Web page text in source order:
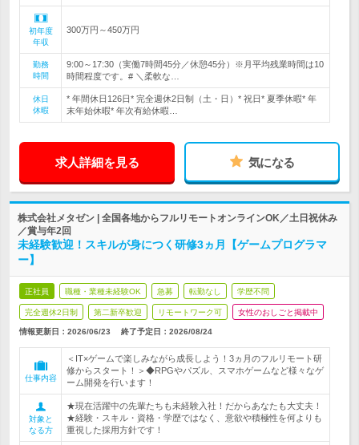
初年度
年収
300万円～450万円
勤務
時間
9:00～17:30（実働7時間45分／休憩45分）※月平均残業時間は10
時間程度です。# ＼柔軟な…
休日
休暇
* 年間休日126日* 完全週休2日制（土・日）* 祝日* 夏季休暇* 年
末年始休暇* 年次有給休暇…
求人詳細を見る 気になる
株式会社メタゼン | 全国各地からフルリモートオンラインOK／土日祝休み
／賞与年2回
未経験歓迎！スキルが身につく研修3ヵ月【ゲームプログラマ
ー】
正社員 職種・業種未経験OK 急募 転勤なし 学歴不問
完全週休2日制 第二新卒歓迎 リモートワーク可 女性のおしごと掲載中
情報更新日：2026/06/23 終了予定日： 2026/08/24
仕事内容
＜IT×ゲームで楽しみながら成長しよう！3ヵ月のフルリモート研
修からスタート！＞◆RPGやパズル、スマホゲームなど様々なゲ
ーム開発を行います！
対象と
なる方
★現在活躍中の先輩たちも未経験入社！だからあなたも大丈夫！
★経験・スキル・資格・学歴ではなく、意欲や積極性を何よりも
重視した採用方針です！